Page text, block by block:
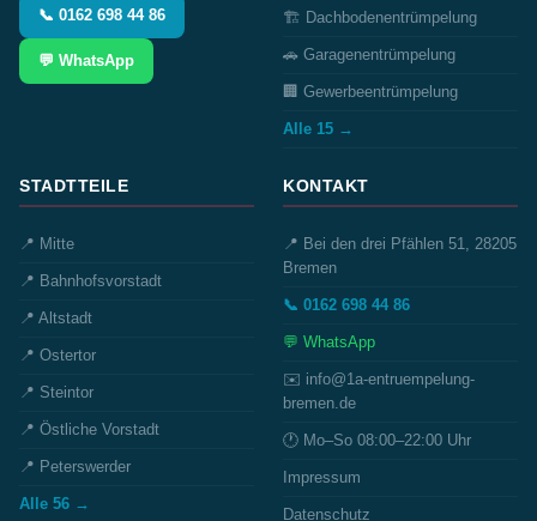
📞 0162 698 44 86
💬 WhatsApp
🏗️ Dachbodenentrümpelung
🚗 Garagenentrümpelung
🏢 Gewerbeentrümpelung
Alle 15 →
STADTTEILE
📍 Mitte
📍 Bahnhofsvorstadt
📍 Altstadt
📍 Ostertor
📍 Steintor
📍 Östliche Vorstadt
📍 Peterswerder
Alle 56 →
KONTAKT
📍 Bei den drei Pfählen 51, 28205
Bremen
📞 0162 698 44 86
💬 WhatsApp
✉️ info@1a-entruempelung-
bremen.de
🕐 Mo–So 08:00–22:00 Uhr
Impressum
Datenschutz